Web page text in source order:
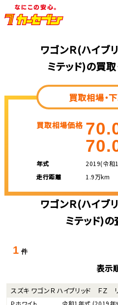
ワゴンＲ(ハイブ
ミテッド)の買
買取相場・
買取相場価格
年式
2019(令和
走行距離
1.9万km
ワゴンＲ(ハイブ
ミテッド)
1 件
表示
スズキ ワゴンＲ ハイブリッド ＦＺ